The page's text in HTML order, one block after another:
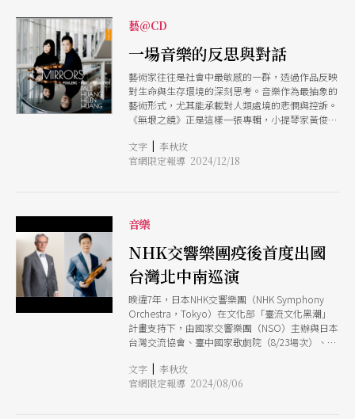
Lin）、中提琴家辛西婭．菲爾普斯（Cynthia
Phelps）、大提琴家馬克西米里安．霍儂
（Maximilian Hornung）、小號演奏家嘉柏．柏
多斯基（Gbor Boldoczki）、鋼琴家安．瑪莉．
麥克德茉特（Anne-Marie McDemott）等，將聯
手為觀眾呈現一場視聽上的盛宴。 黃俊文表示：
「室內樂對我來說，代表著專業、尊敬及友誼，這
些都是學習音樂或任何職業中不可或缺的重要元
來搭配，期望能在舞台上呈現出最完美的合作成
果。」 這次音樂節的曲目涵蓋了各時期經典的室
出，本次音樂節規劃了3套曲目組合，從巴洛克到
浪漫時期，每一場音樂會都如同一場協奏曲。除了
演出，也設計了一系列的活動，如馬克西米里安．
霍儂的大提琴大師班、彩排觀摩暨交流、演前導聆
及演後簽名會等，將音樂教育與推廣並行，讓觀眾
的音樂知識與技巧。 小提琴家林冠羽曾擔任過許
多國際著名交響樂團的首席，並與世界各地的交響
樂團有過深度的合作。將與黃俊文和其他音樂家共
同演出的他表示：「能夠與這些優秀的音樂家們一
同演出，這是一次無與倫比的機會。室內樂的演奏
讓我們能夠更加緊密地合作，共同創造出一個和諧
的音樂世界，這不僅是對技巧的挑戰，更是對音樂
藝@CD
一場音樂的反思與對話
藝術家往往是社會中最敏感的一群，透過作品反映
對生命與生存環境的深刻思考。音樂作為最抽象的
藝術形式，尤其能承載對人類處境的悲憫與控訴。
《無垠之鏡》正是這樣一張專輯，小提琴家黃俊文
出人們的內心，並顯現出對音樂內涵的深刻詮釋與
挑戰。 黃俊文與黃海倫的合作至今已10多年了。
與鋼琴二重奏的精髓在於「對話」，而非簡單的伴
奏與主奏。因為鋼琴像是打擊樂器，小提琴則更接
近歌唱般的旋律，兩者要融為一體，是極大的挑
戰。他認為二重奏是室內樂中最難的形式之一，歷
經10年的合作與打磨，兩人共同開發了大量的曲
果，「像是記錄了那個時刻的我們。」 《無垠之
境》也是黃俊文與知名法國唱片公司Nave簽約為
專屬藝術家的第二張專輯，標題是黃俊文自己取
的，代表的是一場音樂的旅程，也是一場歷史的反
思。專輯中的3首曲目：普朗克（Francis
Poulenc）的小提琴奏鳴曲、佩爾特（Arvo Prt）
的《鏡中鏡》、浦羅柯菲夫（Sergei Prokofiev）
文字 | 李秋玫
官網限定報導 2024/12/18
音樂
NHK交響樂團疫後首度出國
台灣北中南巡演
暌違7年，日本NHK交響樂團（NHK Symphony
Orchestra，Tokyo）在文化部「臺流文化黑潮」
計畫支持下，由國家交響樂團（NSO）主辦與日本
台灣交流協會、臺中國家歌劇院（8/23場次）、衛
於台中、高雄、台北巡迴登場。 NHK交響樂團成
立於1926年，是日本歷史最悠久的專業交響樂團。
文字 | 李秋玫
官網限定報導 2024/08/06